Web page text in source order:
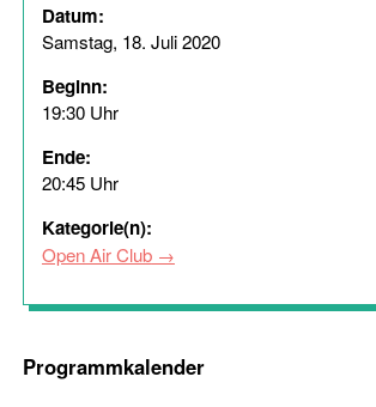
Datum:
Samstag, 18. Juli 2020
Beginn:
19:30 Uhr
Ende:
20:45 Uhr
Kategorie(n):
Open Air Club
Programmkalender